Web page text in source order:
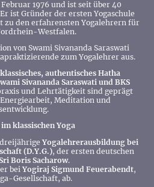
1976 und ist seit über 40
ist Gründer der ersten Yogaschule
zu den erfahrensten Yogalehrern für
Westfalen.
von Swami Sivananda Saraswati
zum Yogalehrer aus.
klassisches, authentisches Hatha
Sivananda Saraswati und BKS
und Lehrtätigkeit sind geprägt
Meditation und
klassischen Yoga
Yogalehrerausbildung bei
(D.Y.G.), der ersten deutschen
Boris Sacharow.
bei Yogiraj Sigmund Feuerabendt,
Gesellschaft, ab.